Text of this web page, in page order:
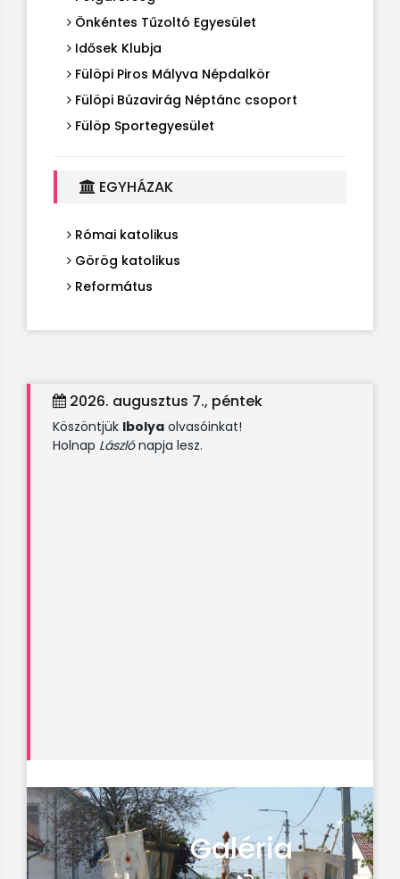
Önkéntes Tűzoltó Egyesület
Idősek Klubja
Fülöpi Piros Mályva Népdalkör
Fülöpi Búzavirág Néptánc csoport
Fülöp Sportegyesület
EGYHÁZAK
Római katolikus
Görög katolikus
Református
2026. augusztus 7., péntek
Köszöntjük Ibolya olvasóinkat!
Holnap Lászlónapja lesz.
Galéria